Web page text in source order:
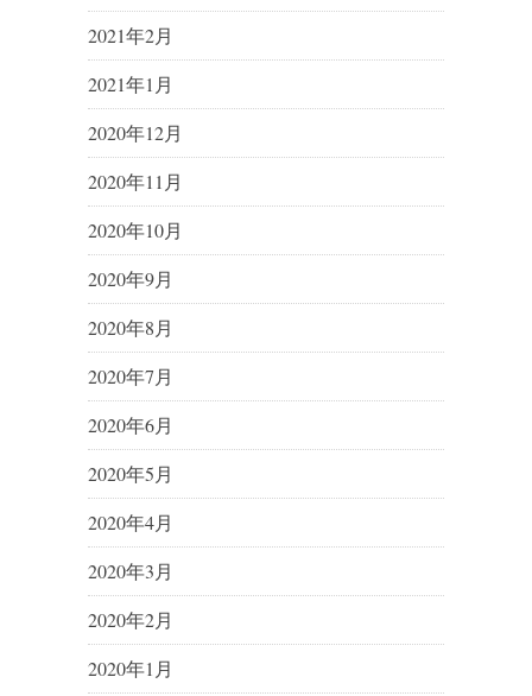
2021年2月
2021年1月
2020年12月
2020年11月
2020年10月
2020年9月
2020年8月
2020年7月
2020年6月
2020年5月
2020年4月
2020年3月
2020年2月
2020年1月